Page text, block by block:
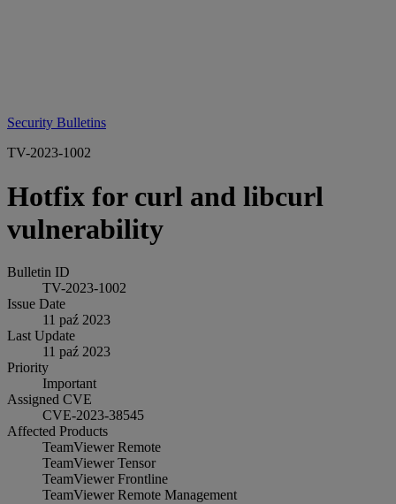
Security Bulletins
TV-2023-1002
Hotfix for curl and libcurl
vulnerability
Bulletin ID
TV-2023-1002
Issue Date
11 paź 2023
Last Update
11 paź 2023
Priority
Important
Assigned CVE
CVE-2023-38545
Affected Products
TeamViewer Remote
TeamViewer Tensor
TeamViewer Frontline
TeamViewer Remote Management